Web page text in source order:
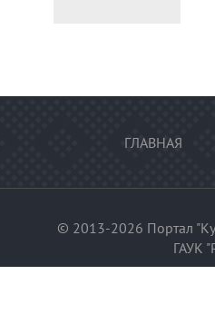
ГЛАВНАЯ
© 2013-2026 Портал
ГАУК